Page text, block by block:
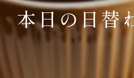
本日の日替